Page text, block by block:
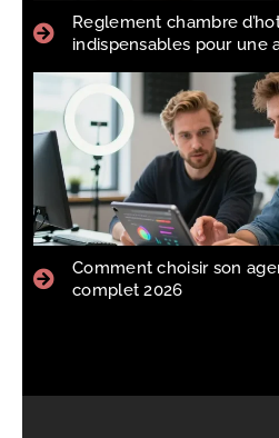
Reglement chambre
indispensables pour une
Comment choisir son
complet 2026